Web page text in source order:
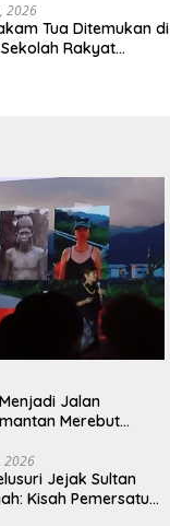
2026
Tua Ditemukan di
Rakyat
Jalan
Merebut
2026
Jejak Sultan
Kisah Pemersatu